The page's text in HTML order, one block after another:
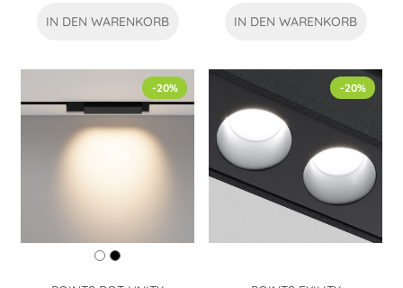
IN DEN WARENKORB IN DEN WARENKORB
-20% -20%